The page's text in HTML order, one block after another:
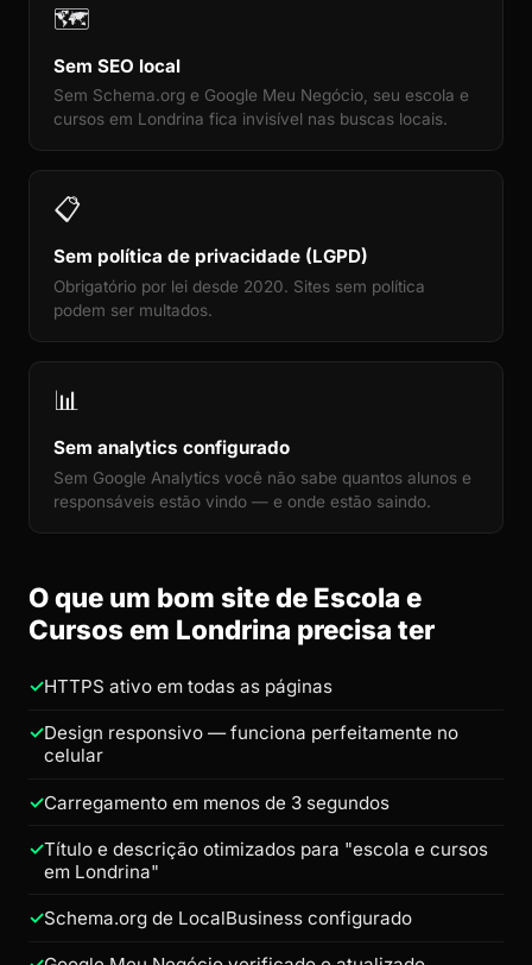
🗺️
Sem SEO local
Sem Schema.org e Google Meu Negócio, seu escola e
cursos em Londrina fica invisível nas buscas locais.
📋
Sem política de privacidade (LGPD)
Obrigatório por lei desde 2020. Sites sem política
podem ser multados.
📊
Sem analytics configurado
Sem Google Analytics você não sabe quantos alunos e
responsáveis estão vindo — e onde estão saindo.
O que um bom site de Escola e
Cursos em Londrina precisa ter
HTTPS ativo em todas as páginas
Design responsivo — funciona perfeitamente no
celular
Carregamento em menos de 3 segundos
Título e descrição otimizados para "escola e cursos
em Londrina"
Schema.org de LocalBusiness configurado